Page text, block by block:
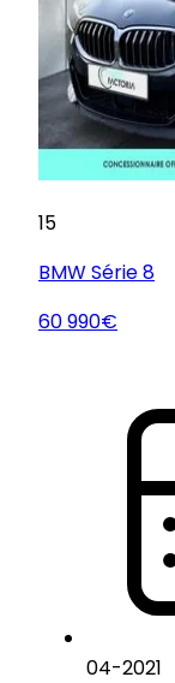
15
BMWSérie 8
60 990€
04-2021